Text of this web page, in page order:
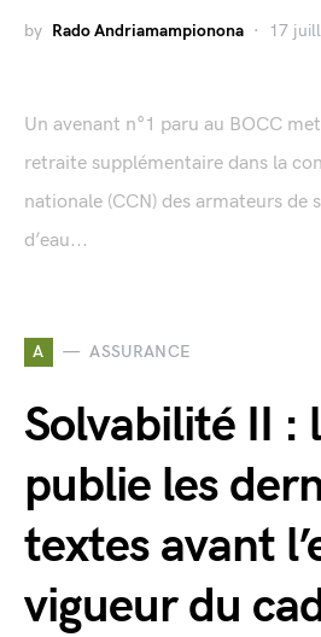
by Rado Andriamampionona 17
Un avenant n°1 paru au BOCC
retraite supplémentaire dans la
nationale (CCN) des armateurs de
d’eau...
A ASSURANCE
Solvabilité II :
publie les
textes avant
vigueur du